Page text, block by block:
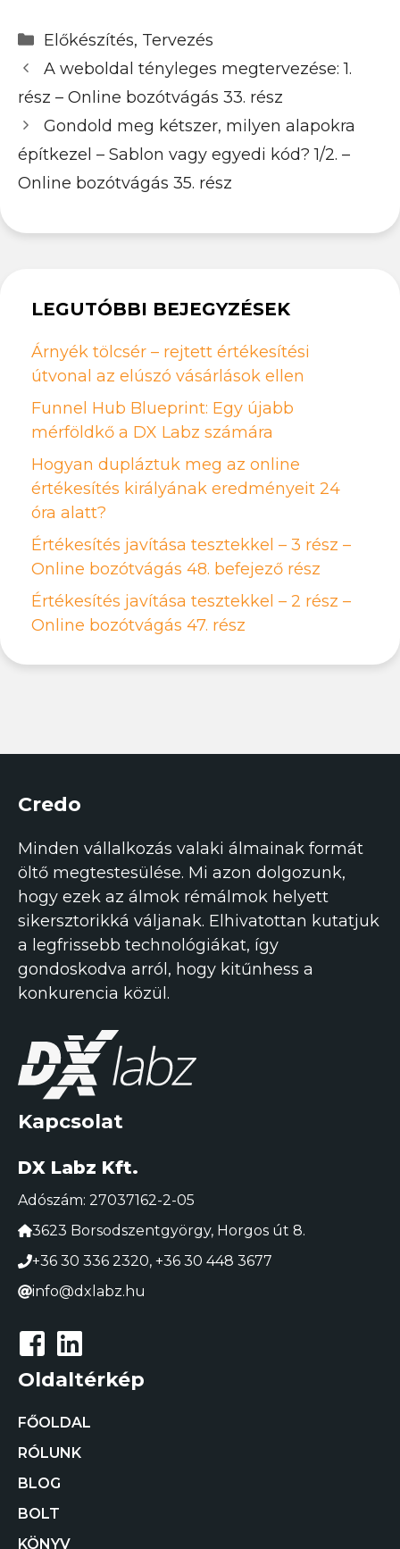
Kategória
Előkészítés, Tervezés
A weboldal tényleges megtervezése: 1.
rész – Online bozótvágás 33. rész
Gondold meg kétszer, milyen alapokra
építkezel – Sablon vagy egyedi kód? 1/2. –
Online bozótvágás 35. rész
LEGUTÓBBI BEJEGYZÉSEK
Árnyék tölcsér – rejtett értékesítési
útvonal az elúszó vásárlások ellen
Funnel Hub Blueprint: Egy újabb
mérföldkő a DX Labz számára
Hogyan dupláztuk meg az online
értékesítés királyának eredményeit 24
óra alatt?
Értékesítés javítása tesztekkel – 3 rész –
Online bozótvágás 48. befejező rész
Értékesítés javítása tesztekkel – 2 rész –
Online bozótvágás 47. rész
Credo
Minden vállalkozás valaki álmainak formát
öltő megtestesülése. Mi azon dolgozunk,
hogy ezek az álmok rémálmok helyett
sikersztorikká váljanak. Elhivatottan kutatjuk
a legfrissebb technológiákat, így
gondoskodva arról, hogy kitűnhess a
konkurencia közül.
Kapcsolat
DX Labz Kft.
Adószám: 27037162-2-05
3623 Borsodszentgyörgy, Horgos út 8.
+36 30 336 2320, +36 30 448 3677
info@dxlabz.hu
Oldaltérkép
FŐOLDAL
RÓLUNK
BLOG
BOLT
KÖNYV